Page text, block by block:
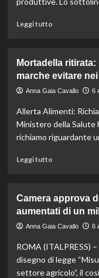
per
Leggi tuttoLeggi
Il
cavallo:
una
indispensabile
per
l’agricoltura
Mortadella
marche evitare
Anna Gaia Cavallo 6
Allerta Alimenti:
Ministero della Salute
richiamo riguardante
Leggi tuttoLeggi
Mortadella
ritirata:
rischio
scopri
quali
marche
Camera approva
aumentati di un
Anna Gaia Cavallo 6
ROMA (ITALPRESS) –
disegno di legge
settore agricolo”, il